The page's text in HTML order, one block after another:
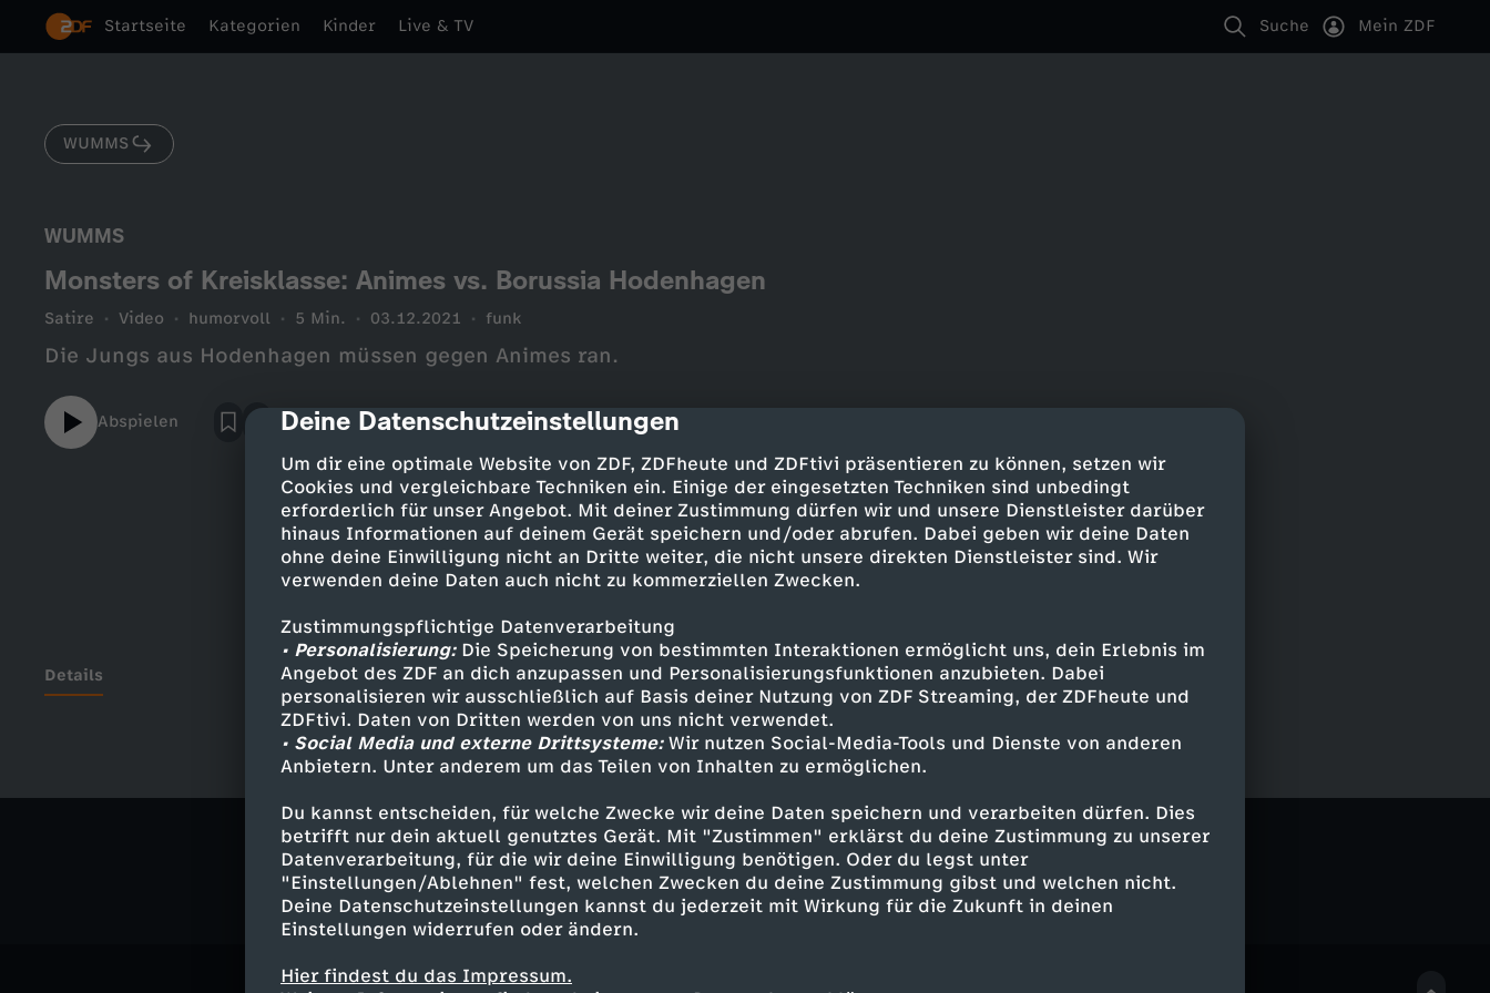
cmp-dialog-description
Deine Datenschutzeinstellungen
Um dir eine optimale Website von ZDF, ZDFheute und ZDFtivi präsentieren zu können, setzen wir
Cookies und vergleichbare Techniken ein. Einige der eingesetzten Techniken sind unbedingt
erforderlich für unser Angebot. Mit deiner Zustimmung dürfen wir und unsere Dienstleister darüber
hinaus Informationen auf deinem Gerät speichern und/oder abrufen. Dabei geben wir deine Daten
ohne deine Einwilligung nicht an Dritte weiter, die nicht unsere direkten Dienstleister sind. Wir
verwenden deine Daten auch nicht zu kommerziellen Zwecken.
Zustimmungspflichtige Datenverarbeitung
• Personalisierung:Die Speicherung von bestimmten Interaktionen ermöglicht uns, dein Erlebnis im
Angebot des ZDF an dich anzupassen und Personalisierungsfunktionen anzubieten. Dabei
personalisieren wir ausschließlich auf Basis deiner Nutzung von ZDF Streaming, der ZDFheute und
ZDFtivi. Daten von Dritten werden von uns nicht verwendet.
• Social Media und externe Drittsysteme:Wir nutzen Social-Media-Tools und Dienste von anderen
Anbietern. Unter anderem um das Teilen von Inhalten zu ermöglichen.
Du kannst entscheiden, für welche Zwecke wir deine Daten speichern und verarbeiten dürfen. Dies
betrifft nur dein aktuell genutztes Gerät. Mit "Zustimmen" erklärst du deine Zustimmung zu unserer
Datenverarbeitung, für die wir deine Einwilligung benötigen. Oder du legst unter
"Einstellungen/Ablehnen" fest, welchen Zwecken du deine Zustimmung gibst und welchen nicht.
Deine Datenschutzeinstellungen kannst du jederzeit mit Wirkung für die Zukunft in deinen
Einstellungen widerrufen oder ändern.
Hier findest du das Impressum.
Startseite Kategorien Kinder Live & TV Suche Mein ZDF
WUMMS
WUMMS
Monsters of Kreisklasse: Animes vs. Borussia Hodenhagen
Satire Video humorvoll 5 Min. 03.12.2021 funk
Die Jungs aus Hodenhagen müssen gegen Animes ran.
Abspielen
Details
Ähnliche Inhalte entdecken
Satire Video humorvoll WUMMS